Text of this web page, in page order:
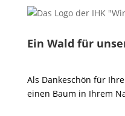
Ein Wald für
Als Dankeschön für
einen Baum in Ihrem